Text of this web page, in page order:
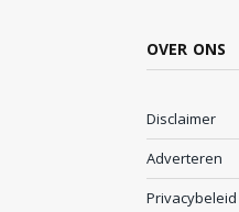
OVER ONS
Disclaimer
Adverteren